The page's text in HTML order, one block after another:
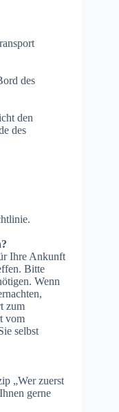
des
den
des
Ihre Ankunft
Bitte
Wenn
zum
vom
selbst
„Wer zuerst
gerne